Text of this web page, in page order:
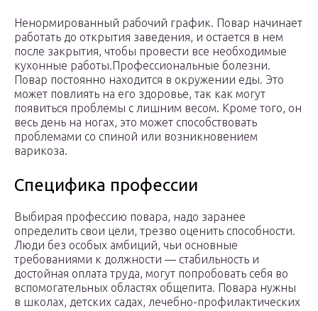
Ненормированный рабочий график. Повар начинает
работать до открытия заведения, и остается в нем
после закрытия, чтобы провести все необходимые
кухонные работы.Профессиональные болезни.
Повар постоянно находится в окружении еды. Это
может повлиять на его здоровье, так как могут
появиться проблемы с лишним весом. Кроме того, он
весь день на ногах, это может способствовать
проблемами со спиной или возникновением
варикоза.
Специфика профессии
Выбирая профессию повара, надо заранее
определить свои цели, трезво оценить способности.
Люди без особых амбиций, чьи основные
требованиями к должности — стабильность и
достойная оплата труда, могут попробовать себя во
вспомогательных областях общепита. Повара нужны
в школах, детских садах, лечебно-профилактических